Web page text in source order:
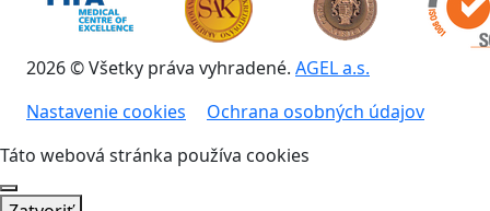
2026 © Všetky práva vyhradené. AGEL a.s.
Nastavenie cookies
Ochrana osobných údajov
Táto webová stránka používa cookies